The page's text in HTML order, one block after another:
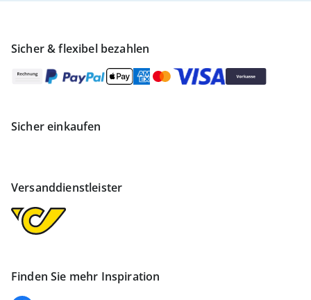
Sicher & flexibel bezahlen
Sicher einkaufen
Versanddienstleister
Finden Sie mehr Inspiration